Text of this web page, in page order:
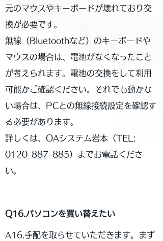
元のマウスやキーボードが壊れており交
換が必要です。
無線（Bluetoothなど）のキーボードや
マウスの場合は、電池がなくなったこと
が考えられます。電池の交換をして利用
可能かご確認ください。それでも動かな
い場合は、PCとの無線接続設定を確認す
る必要があります。
詳しくは、OAシステム岩本（TEL:
0120-887-885）までお電話くださ
い。
Q16.パソコンを買い替えたい
A16.手配を取らせていただきます。まず